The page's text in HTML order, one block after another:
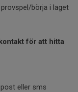
börja i laget
för att hitta
eller sms